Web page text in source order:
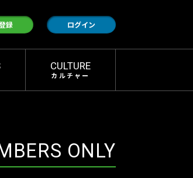
録 ログイン
CULTURE
カルチャー
ONLY